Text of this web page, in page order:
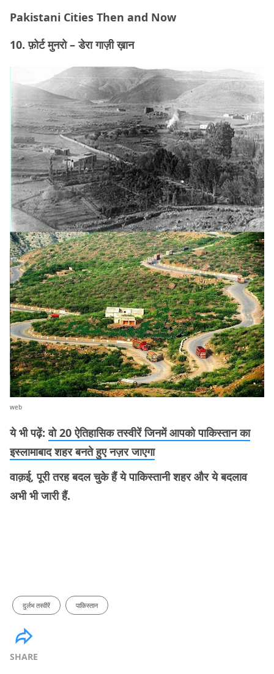
Pakistani Cities Then and Now
10. फ़ोर्ट मुनरो – डेरा गाज़ी ख़ान
web
ये भी पढ़ें:वो 20 ऐतिहासिक तस्वीरें जिनमें आपको पाकिस्तान का
इस्लामाबाद शहर बनते हुए नज़र जाएगा
वाक़ई, पूरी तरह बदल चुके हैं ये पाकिस्तानी शहर और ये बदलाव
अभी भी जारी हैं.
दुर्लभ तस्वीरें पाकिस्तान
SHARE